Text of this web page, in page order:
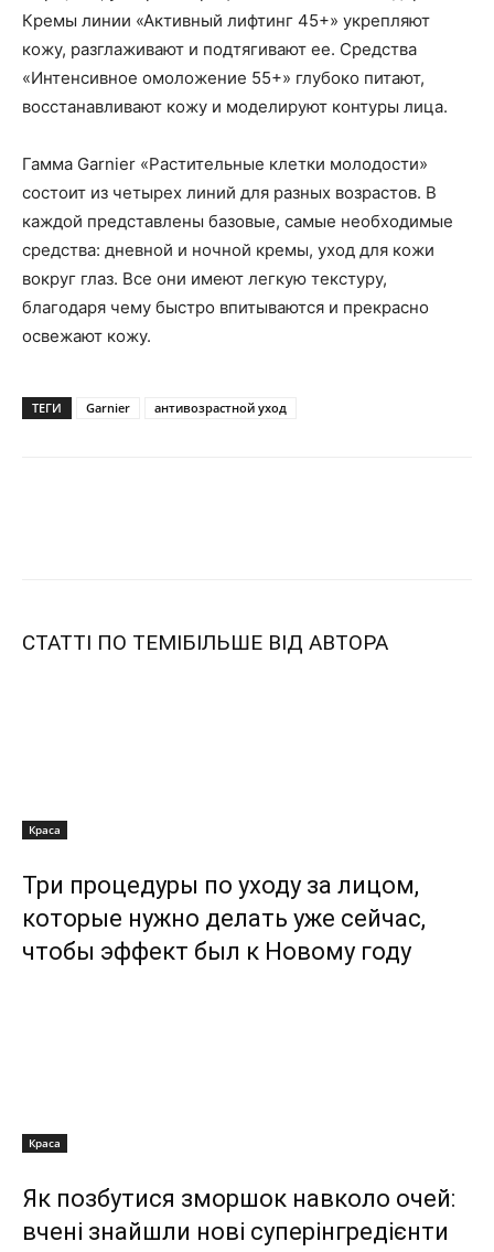
Кремы линии «Активный лифтинг 45+» укрепляют
кожу, разглаживают и подтягивают ее. Средства
«Интенсивное омоложение 55+» глубоко питают,
восстанавливают кожу и моделируют контуры лица.
Гамма Garnier «Растительные клетки молодости»
состоит из четырех линий для разных возрастов. В
каждой представлены базовые, самые необходимые
средства: дневной и ночной кремы, уход для кожи
вокруг глаз. Все они имеют легкую текстуру,
благодаря чему быстро впитываются и прекрасно
освежают кожу.
ТЕГИ Garnier антивозрастной уход
СТАТТІ ПО ТЕМІБІЛЬШЕ ВІД АВТОРА
Краса
Три процедуры по уходу за лицом,
которые нужно делать уже сейчас,
чтобы эффект был к Новому году
Краса
Як позбутися зморшок навколо очей:
вчені знайшли нові суперінгредієнти